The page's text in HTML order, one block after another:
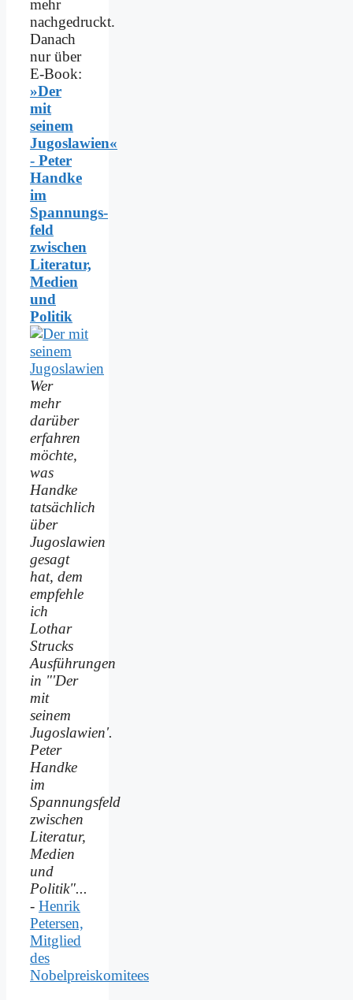
mehr
nachgedruckt.
Danach
nur über
E-Book:
»Der
mit
seinem
Jugoslawien«
- Peter
Handke
im
Spannungs­
feld
zwischen
Literatur,
Medien
und
Politik
Wer
mehr
darüber
erfahren
möchte,
was
Handke
tatsächlich
über
Jugoslawien
gesagt
hat, dem
empfehle
ich
Lothar
Strucks
Ausführungen
in "'Der
mit
seinem
Jugoslawien'.
Peter
Handke
im
Spannungsfeld
zwischen
Literatur,
Medien
und
Politik"...
- Henrik
Petersen,
Mitglied
des
Nobelpreiskomitees